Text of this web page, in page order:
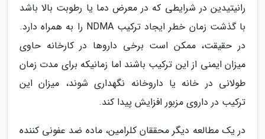
رانیتیدین در شرایطی که در معرض دما یا رطوبت بالا باشد
با گذشت زمان خطر ایجاد ترکیب NDMA را به همراه دارد.
در حقیقت، ممکن است برخی داروها در کارخانه حاوی
میزان ایمنی از این ترکیب باشند اما زمانیکه برای مدت زمان
طولانی در خانه یا داروخانه نگهداری شوند، میزان این
ترکیب در داروی مزبور افزایش پیدا کند.
در یک مطالعه دیگر محققان کلرامین، ماده ضد عفونی کننده